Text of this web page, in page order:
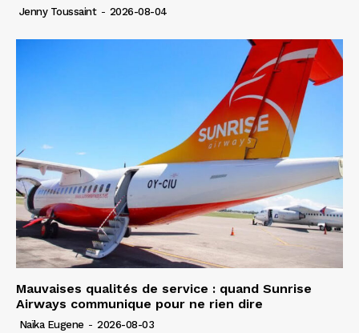
Jenny Toussaint - 2026-08-04
Mauvaises qualités de service : quand Sunrise
Airways communique pour ne rien dire
Naïka Eugene - 2026-08-03